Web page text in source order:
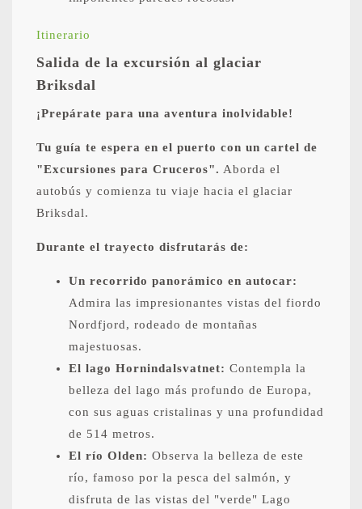
Itinerario
Salida de la excursión al glaciar
Briksdal
¡Prepárate para una aventura inolvidable!
Tu guía te espera en el puerto con un cartel de
"Excursiones para Cruceros". Aborda el
autobús y comienza tu viaje hacia el glaciar
Briksdal.
Durante el trayecto disfrutarás de:
Un recorrido panorámico en autocar:
Admira las impresionantes vistas del fiordo
Nordfjord, rodeado de montañas
majestuosas.
El lago Hornindalsvatnet: Contempla la
belleza del lago más profundo de Europa,
con sus aguas cristalinas y una profundidad
de 514 metros.
El río Olden: Observa la belleza de este
río, famoso por la pesca del salmón, y
disfruta de las vistas del "verde" Lago